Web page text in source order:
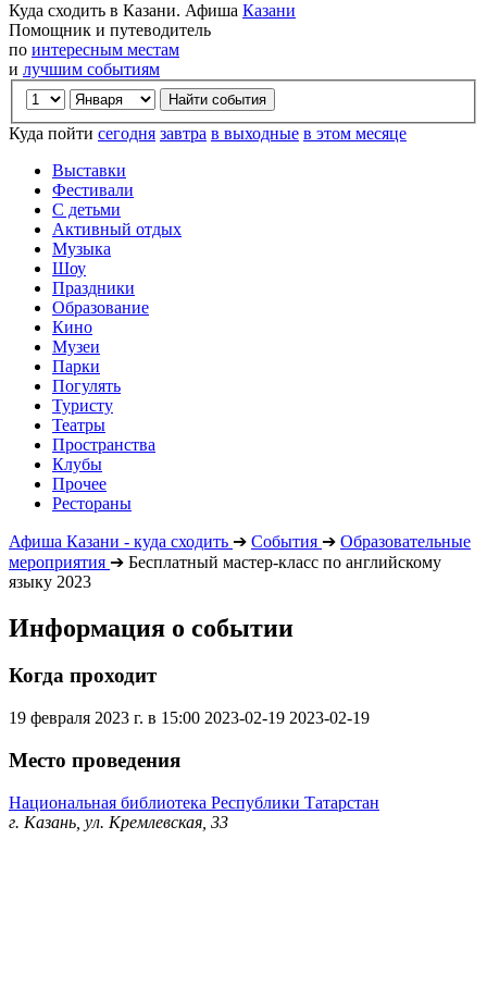
Куда сходить в Казани. Афиша Казани
Помощник и путеводитель
по интересным местам
и лучшим событиям
Куда пойти сегодня завтра в выходные в этом месяце
Выставки
Фестивали
С детьми
Активный отдых
Музыка
Шоу
Праздники
Образование
Кино
Музеи
Парки
Погулять
Туристу
Театры
Пространства
Клубы
Прочее
Рестораны
Афиша Казани - куда сходить ➔ События ➔ Образовательные
мероприятия ➔ Бесплатный мастер-класс по английскому
языку 2023
Информация о событии
Когда проходит
19 февраля 2023 г. в 15:00 2023-02-19 2023-02-19
Место проведения
Национальная библиотека Республики Татарстан
г. Казань, ул. Кремлевская, 33